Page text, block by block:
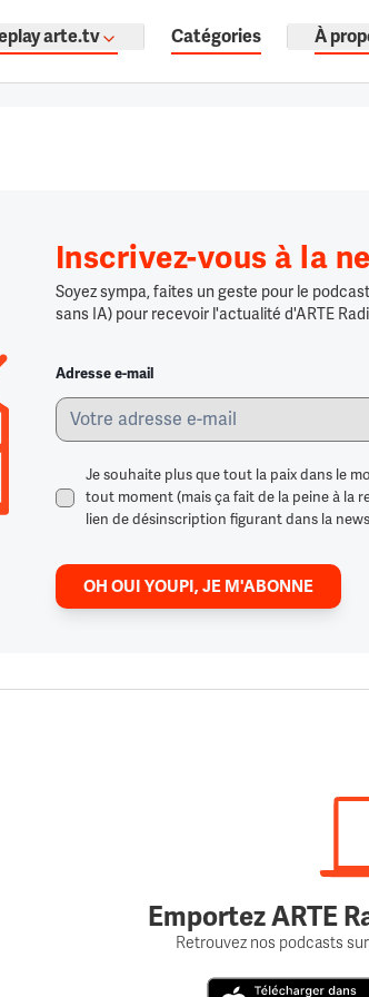
par ARTE
témoignages, documentaires audio.
arte.tv Catégories À
Inscrivez-vous à la
Soyez sympa, faites un geste pour le
sans IA) pour recevoir l'actualité d'ARTE
Adresse e-mail
Je souhaite plus que tout la paix dans le
tout moment (mais ça fait de la peine à la
lien de désinscription figurant dans la
OH OUI YOUPI, JE M'ABONNE
Emportez ARTE
Retrouvez nos podcasts